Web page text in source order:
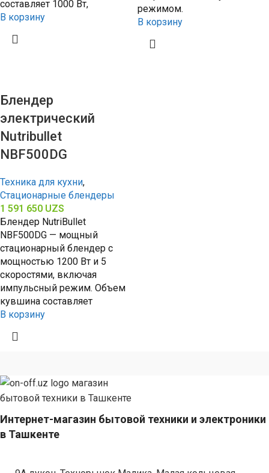
составляет 1000 Вт,
В корзину
режимом.
В корзину
Блендер
электрический
Nutribullet
NBF500DG
Техника для кухни,
Стационарные блендеры
1 591 650 UZS
Блендер NutriBullet
NBF500DG — мощный
стационарный блендер с
мощностью 1200 Вт и 5
скоростями, включая
импульсный режим. Объем
кувшина составляет
В корзину
Интернет-магазин бытовой техники и электроники
в Ташкенте